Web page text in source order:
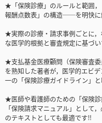
★「保険診療」のルールと範囲
報酬点数表」の構造──を明快に
★実際の診療・請求事例ごとに
な医学的根拠と審査規定に基づ
★支払基金医療顧問（保険審査
を熟知した著者が，医学的エビ
一の「保険診療ガイドライン」
★医師や看護師のための「保険
「保険請求マニュアル」として
のテキストとしても最適です‼